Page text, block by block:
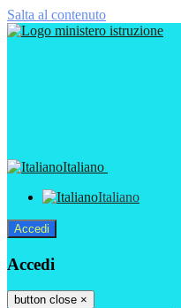
Salta al contenuto
Italiano
Italiano
Accedi
Accedi
button close ×